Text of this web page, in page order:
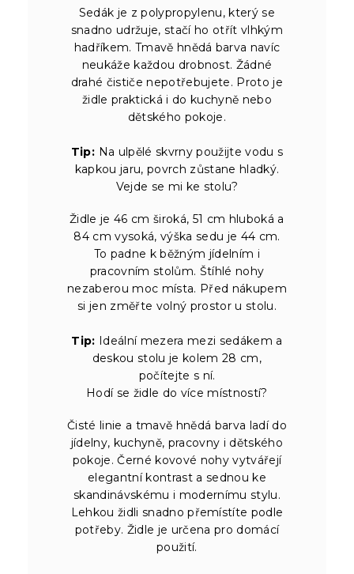
Sedák je z polypropylenu, který se
snadno udržuje, stačí ho otřít vlhkým
hadříkem. Tmavě hnědá barva navíc
neukáže každou drobnost. Žádné
drahé čističe nepotřebujete. Proto je
židle praktická i do kuchyně nebo
dětského pokoje.
Tip: Na ulpělé skvrny použijte vodu s
kapkou jaru, povrch zůstane hladký.
Vejde se mi ke stolu?
Židle je 46 cm široká, 51 cm hluboká a
84 cm vysoká, výška sedu je 44 cm.
To padne k běžným jídelním i
pracovním stolům. Štíhlé nohy
nezaberou moc místa. Před nákupem
si jen změřte volný prostor u stolu.
Tip: Ideální mezera mezi sedákem a
deskou stolu je kolem 28 cm,
počítejte s ní.
Hodí se židle do více místností?
Čisté linie a tmavě hnědá barva ladí do
jídelny, kuchyně, pracovny i dětského
pokoje. Černé kovové nohy vytvářejí
elegantní kontrast a sednou ke
skandinávskému i modernímu stylu.
Lehkou židli snadno přemístíte podle
potřeby. Židle je určena pro domácí
použití.